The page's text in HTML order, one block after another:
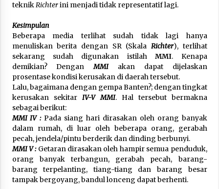
teknikRichterini menjadi tidak representatif lagi.
Kesimpulan
Beberapa media terlihat sudah tidak lagi hanya
menuliskan berita dengan SR (Skala Richter), terlihat
sekarang sudah digunakan istilahMMI. Kenapa
demikian? DenganMMIakan dapat dijelaskan
prosentase kondisi kerusakan di daerah tersebut.
Lalu, bagaimana dengan gempa Banten?; dengan tingkat
kerusakan sekitar IV-V MMI. Hal tersebut bermakna
sebagai berikut:
MMI IV :Pada siang hari dirasakan oleh orang banyak
dalam rumah, di luar oleh beberapa orang, gerabah
pecah, jendela/pintu berderik dan dinding berbunyi.
MMI V : Getaran dirasakan oleh hampir semua penduduk,
orang banyak terbangun, gerabah pecah, barang-
barang terpelanting, tiang-tiang dan barang besar
tampak bergoyang, bandul lonceng dapat berhenti.